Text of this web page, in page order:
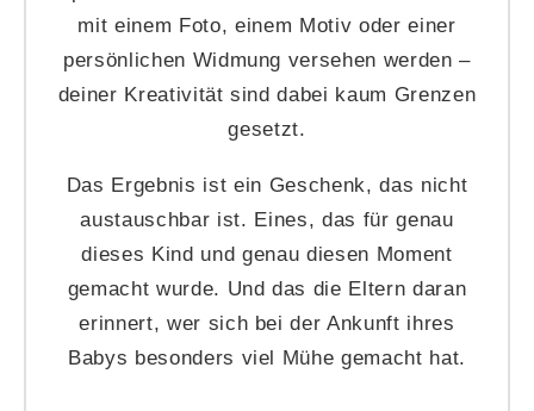
mit einem Foto, einem Motiv oder einer
persönlichen Widmung versehen werden –
deiner Kreativität sind dabei kaum Grenzen
gesetzt.
Das Ergebnis ist ein Geschenk, das nicht
austauschbar ist. Eines, das für genau
dieses Kind und genau diesen Moment
gemacht wurde. Und das die Eltern daran
erinnert, wer sich bei der Ankunft ihres
Babys besonders viel Mühe gemacht hat.